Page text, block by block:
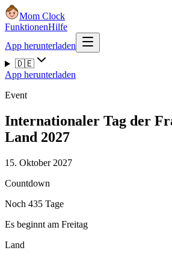
Mom Clock
FunktionenHilfe
App herunterladen
🇩🇪
App herunterladen
Event
Internationaler Tag der
Land 2027
15. Oktober 2027
Countdown
Noch 435 Tage
Es beginnt am Freitag
Land